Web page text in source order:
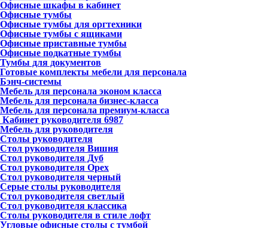
Офисные шкафы в кабинет
Офисные тумбы
Офисные тумбы для оргтехники
Офисные тумбы с ящиками
Офисные приставные тумбы
Офисные подкатные тумбы
Тумбы для документов
Готовые комплекты мебели для персонала
Бэнч-системы
Мебель для персонала эконом класса
Мебель для персонала бизнес-класса
Мебель для персонала премиум-класса
Кабинет руководителя 6987
Мебель для руководителя
Столы руководителя
Стол руководителя Вишня
Стол руководителя Дуб
Стол руководителя Орех
Стол руководителя черный
Серые столы руководителя
Стол руководителя светлый
Стол руководителя классика
Столы руководителя в стиле лофт
Угловые офисные столы с тумбой